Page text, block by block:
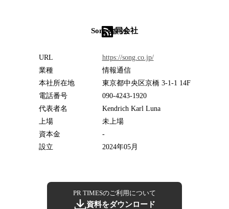
Song合同会社
RSS
URL
https://song.co.jp/
業種
情報通信
本社所在地
東京都中央区京橋 3-1-1 14F
電話番号
090-4243-1920
代表者名
Kendrich Karl Luna
上場
未上場
資本金
-
設立
2024年05月
PR TIMESのご利用について
資料をダウンロード